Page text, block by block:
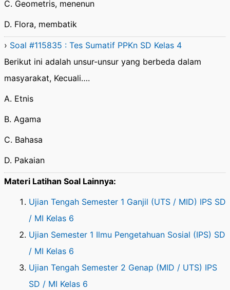
C. Geometris, menenun
D. Flora, membatik
› Soal #115835 : Tes Sumatif PPKn SD Kelas 4
Berikut ini adalah unsur-unsur yang berbeda dalam
masyarakat, Kecuali….
A. Etnis
B. Agama
C. Bahasa
D. Pakaian
Materi Latihan Soal Lainnya:
Ujian Tengah Semester 1 Ganjil (UTS / MID) IPS SD
/ MI Kelas 6
Ujian Semester 1 Ilmu Pengetahuan Sosial (IPS) SD
/ MI Kelas 6
Ujian Tengah Semester 2 Genap (MID / UTS) IPS
SD / MI Kelas 6